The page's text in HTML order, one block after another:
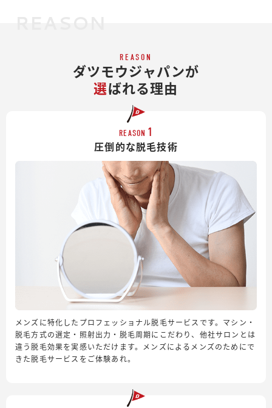
REASON
ダツモウジャパンが
選ばれる理由
REASON 1
圧倒的な脱毛技術
メンズに特化したプロフェッショナル脱毛サービスです。マシン・
脱毛方式の選定・照射出力・脱毛周期にこだわり、他社サロンとは
違う脱毛効果を実感いただけます。メンズによるメンズのためにで
きた脱毛サービスをご体験あれ。